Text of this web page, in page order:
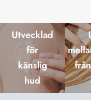
Utvecklad
för
känslig
hud